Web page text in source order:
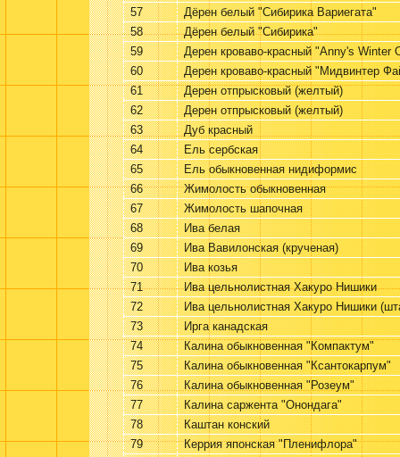
57
Дёрен белый "Сибирика Вариегата"
58
Дёрен белый "Сибирика"
59
Дерен кроваво-красный "Anny's Winter
60
Дерен кроваво-красный "Мидвинтер
61
Дерен отпрысковый (желтый)
62
Дерен отпрысковый (желтый)
63
Дуб красный
64
Ель сербская
65
Ель обыкновенная нидиформис
66
Жимолость обыкновенная
67
Жимолость шапочная
68
Ива белая
69
Ива Вавилонская (крученая)
70
Ива козья
71
Ива цельнолистная Хакуро Нишики
72
Ива цельнолистная Хакуро Нишики
73
Ирга канадская
74
Калина обыкновенная "Компактум"
75
Калина обыкновенная "Ксантокарпум"
76
Калина обыкновенная "Розеум"
77
Калина саржента "Онондага"
78
Каштан конский
79
Керрия японская "Пленифлора"